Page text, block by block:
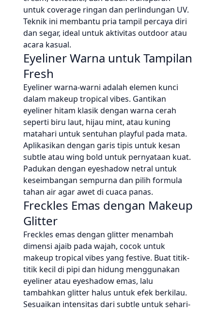
untuk coverage ringan dan perlindungan UV.
Teknik ini membantu pria tampil percaya diri
dan segar, ideal untuk aktivitas outdoor atau
acara kasual.
Eyeliner Warna untuk Tampilan
Fresh
Eyeliner warna-warni adalah elemen kunci
dalam makeup tropical vibes. Gantikan
eyeliner hitam klasik dengan warna cerah
seperti biru laut, hijau mint, atau kuning
matahari untuk sentuhan playful pada mata.
Aplikasikan dengan garis tipis untuk kesan
subtle atau wing bold untuk pernyataan kuat.
Padukan dengan eyeshadow netral untuk
keseimbangan sempurna dan pilih formula
tahan air agar awet di cuaca panas.
Freckles Emas dengan Makeup
Glitter
Freckles emas dengan glitter menambah
dimensi ajaib pada wajah, cocok untuk
makeup tropical vibes yang festive. Buat titik-
titik kecil di pipi dan hidung menggunakan
eyeliner atau eyeshadow emas, lalu
tambahkan glitter halus untuk efek berkilau.
Sesuaikan intensitas dari subtle untuk sehari-